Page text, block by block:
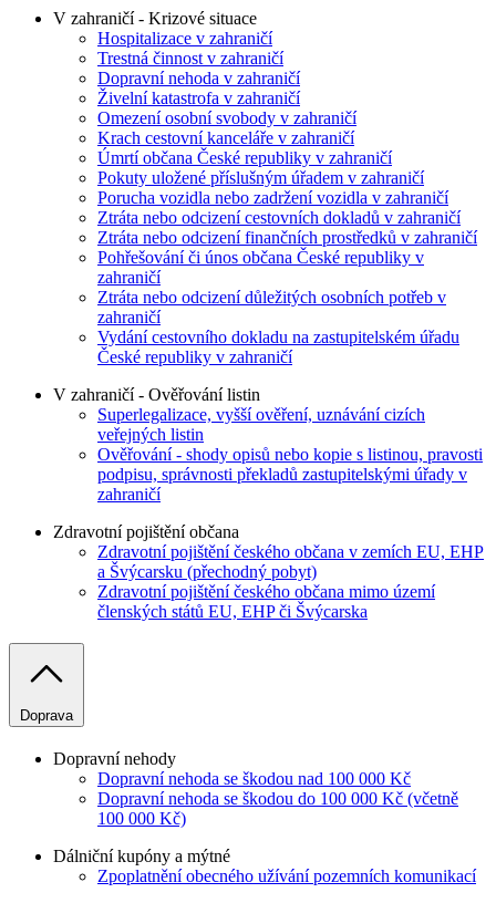
V zahraničí - Krizové situace
Hospitalizace v zahraničí
Trestná činnost v zahraničí
Dopravní nehoda v zahraničí
Živelní katastrofa v zahraničí
Omezení osobní svobody v zahraničí
Krach cestovní kanceláře v zahraničí
Úmrtí občana České republiky v zahraničí
Pokuty uložené příslušným úřadem v zahraničí
Porucha vozidla nebo zadržení vozidla v zahraničí
Ztráta nebo odcizení cestovních dokladů v zahraničí
Ztráta nebo odcizení finančních prostředků v zahraničí
Pohřešování či únos občana České republiky v
zahraničí
Ztráta nebo odcizení důležitých osobních potřeb v
zahraničí
Vydání cestovního dokladu na zastupitelském úřadu
České republiky v zahraničí
V zahraničí - Ověřování listin
Superlegalizace, vyšší ověření, uznávání cizích
veřejných listin
Ověřování - shody opisů nebo kopie s listinou, pravosti
podpisu, správnosti překladů zastupitelskými úřady v
zahraničí
Zdravotní pojištění občana
Zdravotní pojištění českého občana v zemích EU, EHP
a Švýcarsku (přechodný pobyt)
Zdravotní pojištění českého občana mimo území
členských států EU, EHP či Švýcarska
Doprava
Dopravní nehody
Dopravní nehoda se škodou nad 100 000 Kč
Dopravní nehoda se škodou do 100 000 Kč (včetně
100 000 Kč)
Dálniční kupóny a mýtné
Zpoplatnění obecného užívání pozemních komunikací